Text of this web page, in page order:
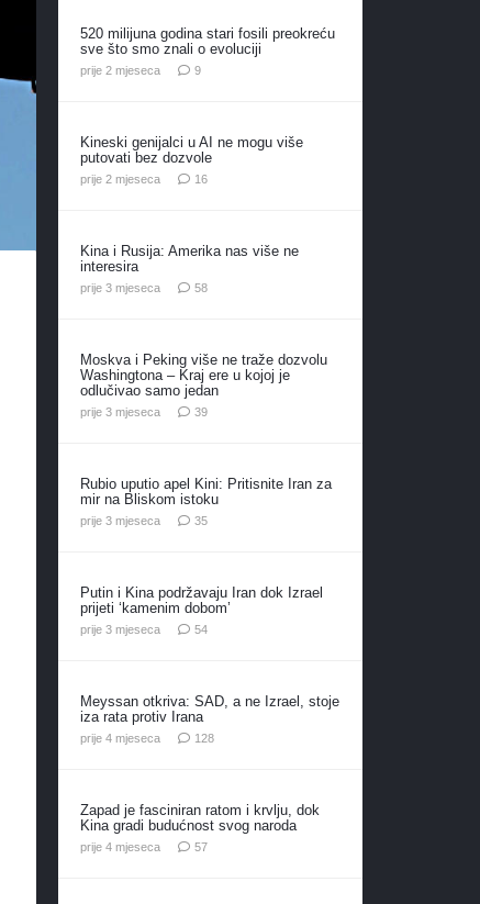
520 milijuna godina stari fosili preokreću
sve što smo znali o evoluciji
prije 2 mjeseca 9komentara
Kineski genijalci u AI ne mogu više
putovati bez dozvole
prije 2 mjeseca 16komentara
Kina i Rusija: Amerika nas više ne
interesira
prije 3 mjeseca 58komentara
Moskva i Peking više ne traže dozvolu
Washingtona – Kraj ere u kojoj je
odlučivao samo jedan
prije 3 mjeseca 39komentara
Rubio uputio apel Kini: Pritisnite Iran za
mir na Bliskom istoku
prije 3 mjeseca 35komentara
Putin i Kina podržavaju Iran dok Izrael
prijeti ‘kamenim dobom’
prije 3 mjeseca 54komentara
Meyssan otkriva: SAD, a ne Izrael, stoje
iza rata protiv Irana
prije 4 mjeseca 128komentara
Zapad je fasciniran ratom i krvlju, dok
Kina gradi budućnost svog naroda
prije 4 mjeseca 57komentara